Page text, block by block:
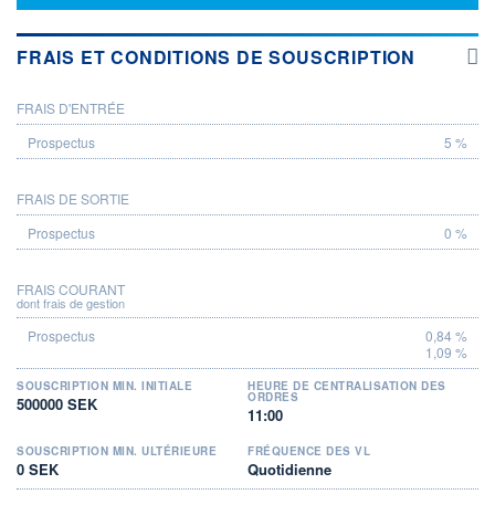
FRAIS ET CONDITIONS DE SOUSCRIPTION
PROSPECTUS
FRAIS D'ENTRÉE
5 %
FRAIS DE SORTIE
0 %
FRAIS COURANT
dont frais de gestion
0,84 %
1,09 %
SOUSCRIPTION MIN. INITIALE
500000 SEK
HEURE DE CENTRALISATION DES
ORDRES
11:00
SOUSCRIPTION MIN. ULTÉRIEURE
0 SEK
FRÉQUENCE DES VL
Quotidienne